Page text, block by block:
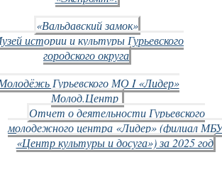
«Вальдавский замок»
истории и культуры Гурьевского
городского округа
Гурьевского МО I «Лидер»
Молод.Центр
Отчет о деятельности Гурьевского
молодежного центра «Лидер» (филиал
«Центр культуры и досуга») за 2025 год